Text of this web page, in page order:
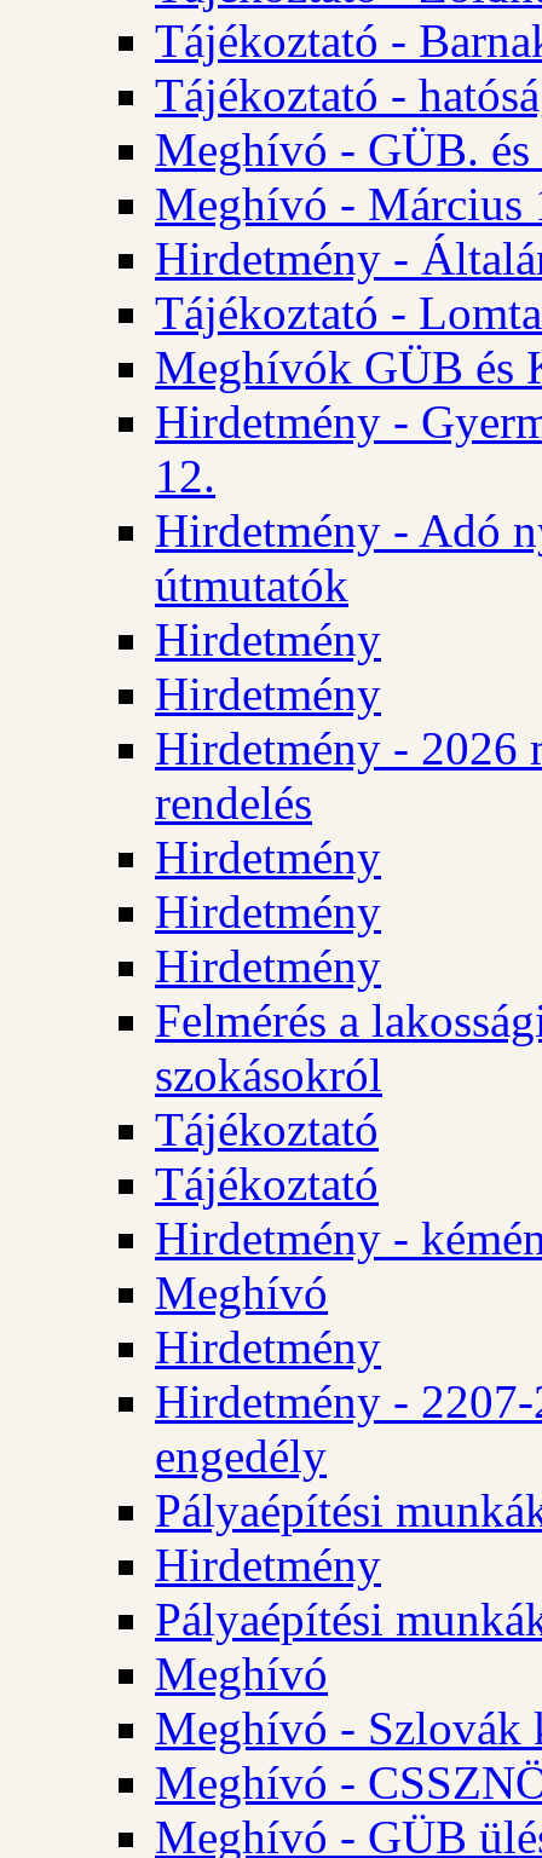
Tájékoztató -
Tájékoztató -
Meghívó - GÜB.
Meghívó - Március
Hirdetmény -
Tájékoztató -
Meghívók GÜB és
Hirdetmény -
12.
Hirdetmény - Adó
útmutatók
Hirdetmény
Hirdetmény
Hirdetmény - 2026
rendelés
Hirdetmény
Hirdetmény
Hirdetmény
Felmérés a
szokásokról
Tájékoztató
Tájékoztató
Hirdetmény -
Meghívó
Hirdetmény
Hirdetmény -
engedély
Pályaépítési
Hirdetmény
Pályaépítési
Meghívó
Meghívó - Szlovák
Meghívó -
Meghívó - GÜB